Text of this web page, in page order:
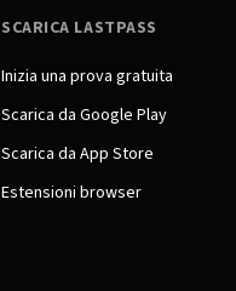
SCARICA LASTPASS
Inizia una prova gratuita
Scarica da Google Play
Scarica da App Store
Estensioni browser